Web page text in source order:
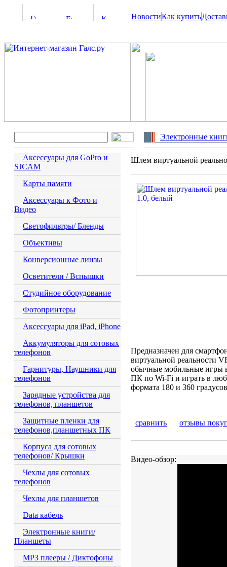
НовостиКак купить
Электронные
Аксессуары для GoPro и
SJCAM
Карты памяти
Аксессуары к Фото и
Видео
Светофильтры/ Бленды
Объективы
Конверсионные линзы
Осветители / Вспышки
Студийное оборудование
Фотопринтеры
Аксессуары для iPad, iPhone
Аккумуляторы для сотовых
телефонов
Гарнитуры, Наушники для
телефонов
Зарядные устройства для
телефонов, планшетов
Защитные пленки для
телефонов,планшетных ПК
Корпуса для сотовых
телефонов/ Крышки
Чехлы для сотовых
телефонов
Чехлы для планшетов
Data кабель
Электронные книги/
Планшеты
MP3 плееры / Диктофоны
Шлем виртуальной
Предназначен для
виртуальной реальности
обычные мобильные игры
ПК по Wi-Fi и играть в
формата 180 и 360
сравнить отзывы
Видео-обзор: